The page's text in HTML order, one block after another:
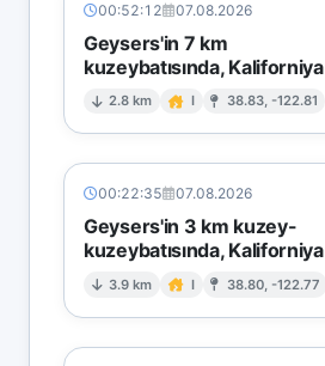
00:52:12 07.08.2026
Geysers'in 7 km
kuzeybatısında, Kaliforniya
2.8 km I 38.83, -122.81
00:22:35 07.08.2026
Geysers'in 3 km kuzey-
kuzeybatısında, Kaliforniya
3.9 km I 38.80, -122.77